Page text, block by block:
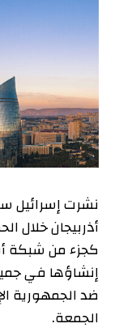
نشرت إسرائيل
أذربيجان خلال
كجزء من شبكة
إنشاؤها في
ضد الجمهورية
الجمعة.